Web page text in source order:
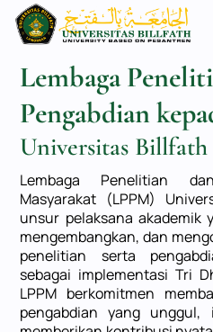
Lembaga
Pengabdian
Universitas Billfath
Lembaga Penelitian
Masyarakat (LPPM)
unsur pelaksana akademik
mengembangkan, dan
penelitian serta
sebagai implementasi Tri
LPPM berkomitmen
pengabdian yang unggul,